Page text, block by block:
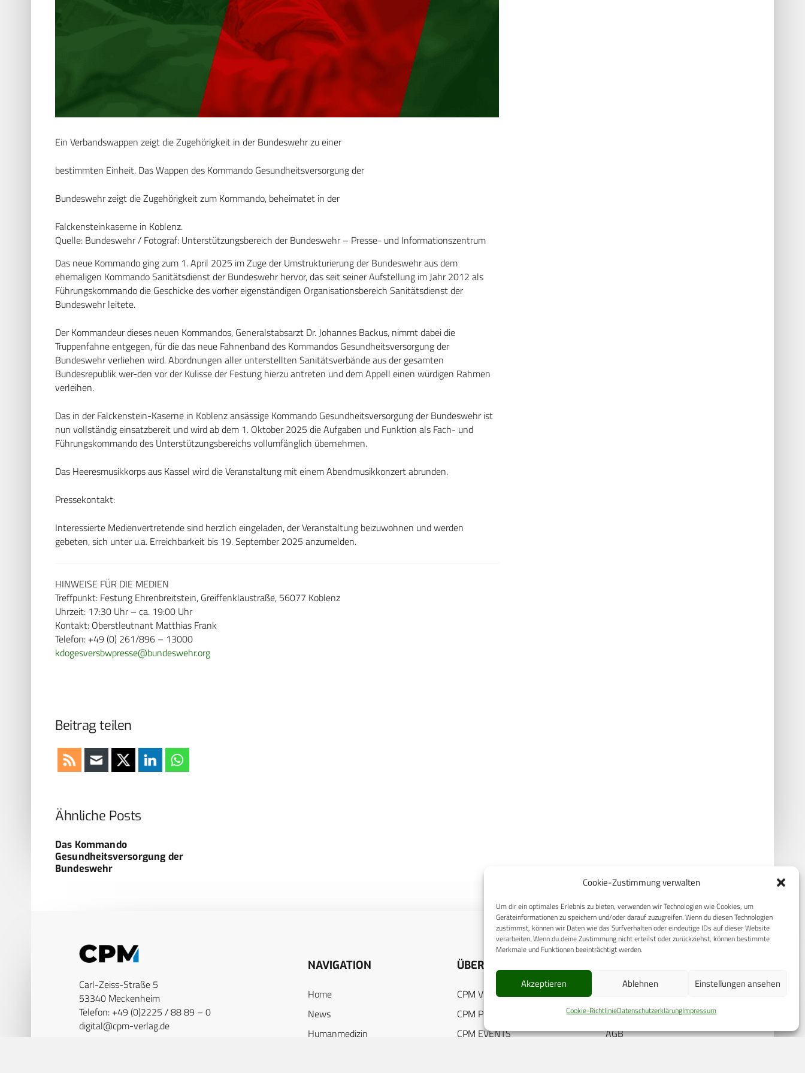
Cookie-Zustimmung verwalten
Um dir ein optimales Erlebnis zu bieten, verwenden wir Technologien wie Cookies, um
Geräteinformationen zu speichern und/oder darauf zuzugreifen. Wenn du diesen Technologien
zustimmst, können wir Daten wie das Surfverhalten oder eindeutige IDs auf dieser Website
verarbeiten. Wenn du deine Zustimmung nicht erteilst oder zurückziehst, können bestimmte
Merkmale und Funktionen beeinträchtigt werden.
Akzeptieren Ablehnen Einstellungen ansehen
Cookie-RichtlinieDatenschutzerklärungImpressum
Ein Verbandswappen zeigt die Zugehörigkeit in der Bundeswehr zu einer
bestimmten Einheit. Das Wappen des Kommando Gesundheitsversorgung der
Bundeswehr zeigt die Zugehörigkeit zum Kommando, beheimatet in der
Falckensteinkaserne in Koblenz.
Quelle: Bundeswehr / Fotograf: Unterstützungsbereich der Bundeswehr – Presse- und Informationszentrum
Das neue Kommando ging zum 1. April 2025 im Zuge der Umstrukturierung der Bundeswehr aus dem
ehemaligen Kommando Sanitätsdienst der Bundeswehr hervor, das seit seiner Aufstellung im Jahr 2012 als
Führungskommando die Geschicke des vorher eigenständigen Organisationsbereich Sanitätsdienst der
Bundeswehr leitete.
Der Kommandeur dieses neuen Kommandos, Generalstabsarzt Dr. Johannes Backus, nimmt dabei die
Truppenfahne entgegen, für die das neue Fahnenband des Kommandos Gesundheitsversorgung der
Bundeswehr verliehen wird. Abordnungen aller unterstellten Sanitätsverbände aus der gesamten
Bundesrepublik wer-den vor der Kulisse der Festung hierzu antreten und dem Appell einen würdigen Rahmen
verleihen.
Das in der Falckenstein-Kaserne in Koblenz ansässige Kommando Gesundheitsversorgung der Bundeswehr ist
nun vollständig einsatzbereit und wird ab dem 1. Oktober 2025 die Aufgaben und Funktion als Fach- und
Führungskommando des Unterstützungsbereichs vollumfänglich übernehmen.
Das Heeresmusikkorps aus Kassel wird die Veranstaltung mit einem Abendmusikkonzert abrunden.
Pressekontakt:
Interessierte Medienvertretende sind herzlich eingeladen, der Veranstaltung beizuwohnen und werden
gebeten, sich unter u.a. Erreichbarkeit bis 19. September 2025 anzumelden.
HINWEISE FÜR DIE MEDIEN
Treffpunkt: Festung Ehrenbreitstein, Greiffenklaustraße, 56077 Koblenz
Uhrzeit: 17:30 Uhr – ca. 19:00 Uhr
Kontakt: Oberstleutnant Matthias Frank
Telefon: +49 (0) 261/896 – 13000
kdogesversbwpresse@bundeswehr.org
Beitrag teilen
Ähnliche Posts
Das Kommando
Gesundheitsversorgung der
Bundeswehr
Carl-Zeiss-Straße 5
53340 Meckenheim
Telefon: +49 (0)2225 / 88 89 – 0
digital@cpm-verlag.de
NAVIGATION
Home
News
Humanmedizin
ÜBER UNS
CPM VERLAG
CPM PUBLICATIONS
CPM EVENTS
Cookie-Richtlinie (EU)
AGB